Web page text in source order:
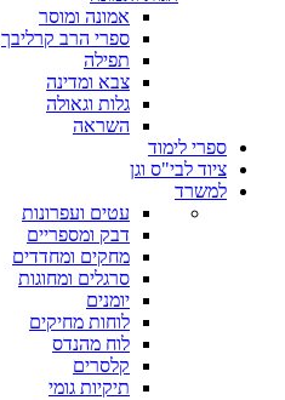
אמונה ומוסר
ספרי הרב קרליבך
תפילה
צבא ומדינה
גלות וגאולה
השראה
ספרי לימוד
ציוד לבי"ס וגן
למשרד
עטים ועפרונות
דבק ומספריים
מחקים ומחדדים
סרגלים ומחוגות
יומנים
לוחות מחיקים
לוח מהנדס
קלסרים
תיקיות גומי